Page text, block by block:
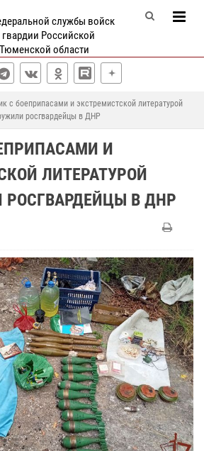
службы войск
Российской
области
с боеприпасами и экстремистской литературой
росгвардейцы в ДНР
И
ЛИТЕРАТУРОЙ
В ДНР